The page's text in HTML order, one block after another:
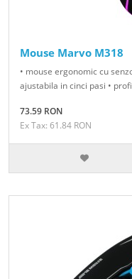
Mouse Marvo M318
• mouse ergonomic cu
ajustabila in cinci pasi •
73.59 RON
Ex Tax: 61.84 RON